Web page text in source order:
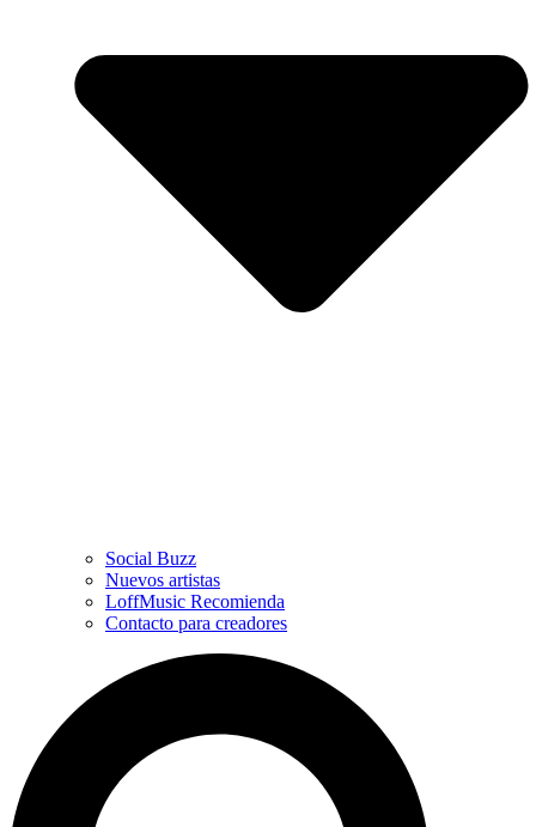
Social Buzz
Nuevos artistas
LoffMusic Recomienda
Contacto para creadores